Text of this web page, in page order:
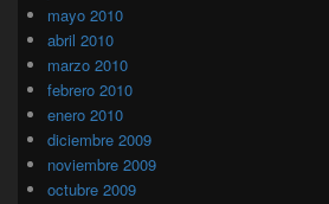
mayo 2010
abril 2010
marzo 2010
febrero 2010
enero 2010
diciembre 2009
noviembre 2009
octubre 2009